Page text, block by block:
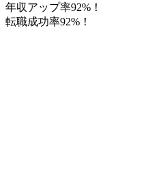
年収アップ率92%！
転職成功率92%！